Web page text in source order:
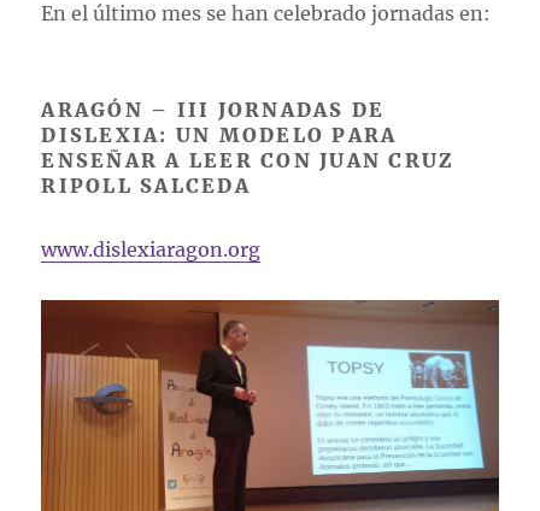
En el último mes se han celebrado jornadas en:
ARAGÓN – III JORNADAS DE
DISLEXIA: UN MODELO PARA
ENSEÑAR A LEER CON JUAN CRUZ
RIPOLL SALCEDA
www.dislexiaragon.org